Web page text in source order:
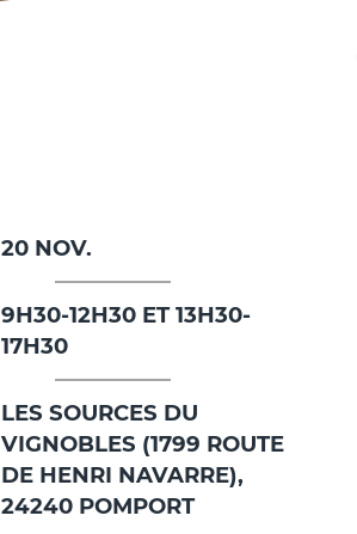
20 NOV.
9H30-12H30 ET 13H30-
17H30
LES SOURCES DU
VIGNOBLES (1799 ROUTE
DE HENRI NAVARRE),
24240 POMPORT